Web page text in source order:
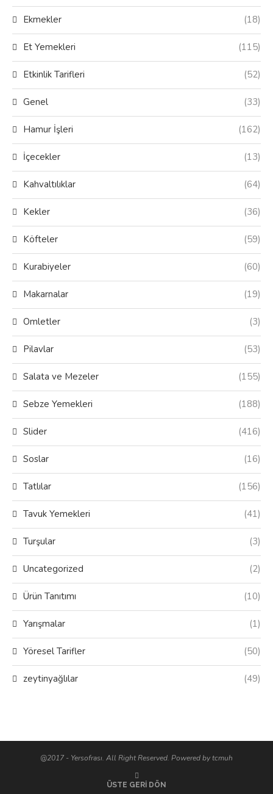
Ekmekler (18)
Et Yemekleri (115)
Etkinlik Tarifleri (52)
Genel (33)
Hamur İşleri (162)
İçecekler (13)
Kahvaltılıklar (64)
Kekler (36)
Köfteler (59)
Kurabiyeler (60)
Makarnalar (19)
Omletler (3)
Pilavlar (53)
Salata ve Mezeler (155)
Sebze Yemekleri (188)
Slider (416)
Soslar (16)
Tatlılar (156)
Tavuk Yemekleri (41)
Turşular (3)
Uncategorized (2)
Ürün Tanıtımı (10)
Yarışmalar (1)
Yöresel Tarifler (50)
zeytinyağlılar (49)
@2017 - Yersofrası. All Right Reserved. Powered by tcmuh
ÜSTE GERI DÖN